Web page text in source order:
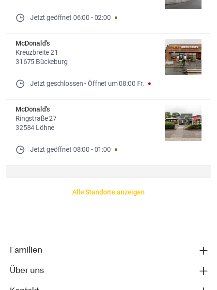
Jetzt geöffnet 06:00 -02:00
McDonald's
Kreuzbreite 21
31675 Bückeburg
Jetzt geschlossen - Öffnet um08:00 Fr.
McDonald's
Ringstraße 27
32584 Löhne
Jetzt geöffnet 08:00 -01:00
Alle Standorte anzeigen
Familien
Über uns